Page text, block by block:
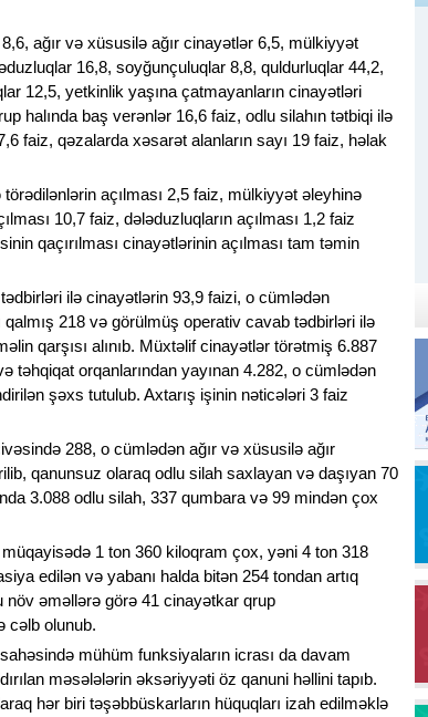
ağır və xüsusilə ağır cinayətlər 6,5, mülkiyyət
16,8, soyğunçuluqlar 8,8, quldurluqlar 44,2,
12,5, yetkinlik yaşına çatmayanların cinayətləri
halında baş verənlər 16,6 faiz, odlu silahın tətbiqi ilə
faiz, qəzalarda xəsarət alanların sayı 19 faiz, həlak
açılması 2,5 faiz, mülkiyyət əleyhinə
10,7 faiz, dələduzluqların açılması 1,2 faiz
qaçırılması cinayətlərinin açılması tam təmin
ilə cinayətlərin 93,9 faizi, o cümlədən
218 və görülmüş operativ cavab tədbirləri ilə
qarşısı alınıb. Müxtəlif cinayətlər törətmiş 6.887
orqanlarından yayınan 4.282, o cümlədən
şəxs tutulub. Axtarış işinin nəticələri 3 faiz
288, o cümlədən ağır və xüsusilə ağır
qanunsuz olaraq odlu silah saxlayan və daşıyan 70
3.088 odlu silah, 337 qumbara və 99 mindən çox
1 ton 360 kiloqram çox, yəni 4 ton 318
edilən və yabanı halda bitən 254 tondan artıq
əməllərə görə 41 cinayətkar qrup
cəlb olunub.
mühüm funksiyaların icrası da davam
məsələlərin əksəriyyəti öz qanuni həllini tapıb.
hər biri təşəbbüskarların hüquqları izah edilməklə